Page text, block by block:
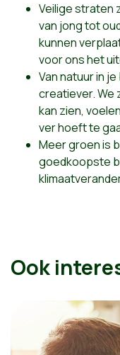
Veilige straten
van jong tot
kunnen
voor ons het
Van natuur in
creatiever. We
kan zien,
ver hoeft te
Meer groen is
goedkoopste
Ook